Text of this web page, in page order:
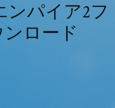
ンパイア2フ
ロード